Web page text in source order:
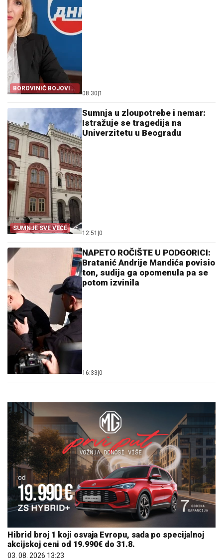
BOROVINIĆ BOJOVIĆ
NIJE ŽRTVA
08:30 1
SUMNJE SVE VEĆE
Sumnja u zloupotrebe i nemar:
Istražuje se tragedija na
Univerzitetu u Beogradu
12:51 0
NAPETO ROČIŠTE U PODGORICI:
Bratanić Andrije Mandića povisio
ton, sudija ga opomenula pa se
potom izvinila
16:33 0
Hibrid broj 1 koji osvaja Evropu, sada po specijalnoj
akcijskoj ceni od 19.990€ do 31.8.
03. 08. 2026 13:23